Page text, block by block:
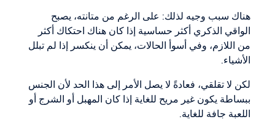
هناك سبب وجيه لذلك: على الرغم من متانته، يصبح
الواقي الذكري أكثر حساسية إذا كان هناك احتكاك أكثر
من اللازم، وفي أسوأ الحالات، يمكن أن ينكسر إذا لم تبلل
الأشياء.
لكن لا تقلقي، فعادةً لا يصل الأمر إلى هذا الحد لأن الجنس
ببساطة يكون غير مريح للغاية إذا كان المهبل أو الشرج أو
اللعبة جافة للغاية.